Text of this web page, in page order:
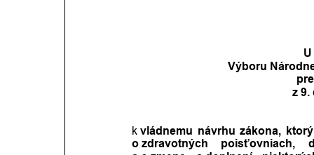
Výboru
z 9.
k vládnemu návrhu zákona,
o zdravotných
poisťovniach,